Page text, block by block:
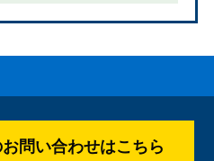
問い合わせはこちら